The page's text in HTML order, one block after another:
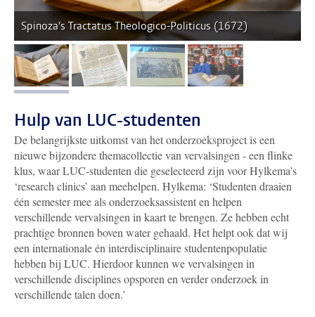
Spinoza's Tractatus Theologico-Politicus (1672)
afbeelding 1 afbeelding 2 afbeelding 3 afbeelding 4
Hulp van LUC-studenten
De belangrijkste uitkomst van het onderzoeksproject is een
nieuwe bijzondere themacollectie van vervalsingen - een flinke
klus, waar LUC-studenten die geselecteerd zijn voor Hylkema’s
‘research clinics’ aan meehelpen. Hylkema: ‘Studenten draaien
één semester mee als onderzoeksassistent en helpen
verschillende vervalsingen in kaart te brengen. Ze hebben echt
prachtige bronnen boven water gehaald. Het helpt ook dat wij
een internationale én interdisciplinaire studentenpopulatie
hebben bij LUC. Hierdoor kunnen we vervalsingen in
verschillende disciplines opsporen en verder onderzoek in
verschillende talen doen.’